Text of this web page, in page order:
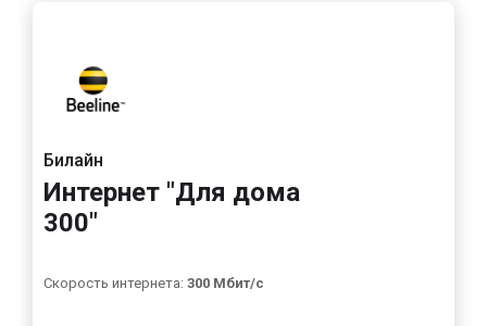
Билайн
Интернет "Для дома
300"
Скорость интернета: 300 Мбит/с